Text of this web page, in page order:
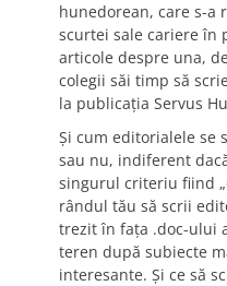
hunedorean, care s-a
scurtei sale cariere în
articole despre una,
colegii săi timp să
la publicaţia Servus
Şi cum editorialele se
sau nu, indiferent
singurul criteriu fiind
rândul tău să scrii
trezit în faţa .doc-ului
teren după subiecte
interesante. Şi ce să